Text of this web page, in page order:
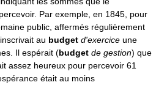
Par exemple, en 1845, pour
public, affermés régulièrement
au budget d'exercice une
Il espérait (budget de gestion) que
assez heureux pour percevoir 61
était au moins